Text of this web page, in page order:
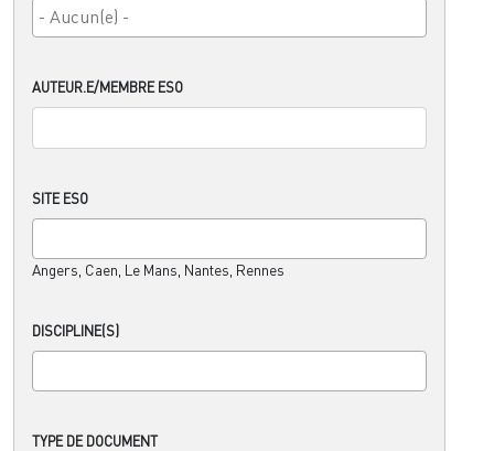
AUTEUR.E/MEMBRE ESO
SITE ESO
Angers, Caen, Le Mans, Nantes, Rennes
DISCIPLINE(S)
TYPE DE DOCUMENT